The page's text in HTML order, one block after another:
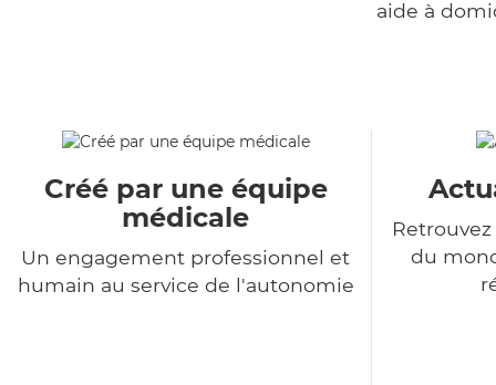
aide à
Créé par une équipe
médicale
Un engagement professionnel et
humain au service de l'autonomie
du